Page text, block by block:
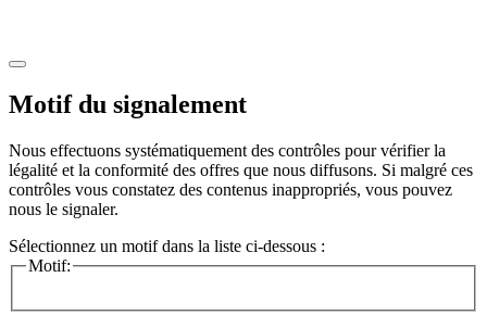
Motif du signalement
Nous effectuons systématiquement des contrôles pour vérifier la
légalité et la conformité des offres que nous diffusons. Si malgré ces
contrôles vous constatez des contenus inappropriés, vous pouvez
nous le signaler.
Sélectionnez un motif dans la liste ci-dessous :
Motif: